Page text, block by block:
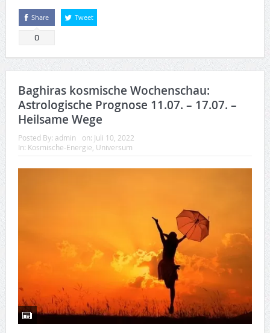
Share
0
Tweet
Baghiras kosmische Wochenschau:
Astrologische Prognose 11.07. – 17.07. –
Heilsame Wege
Posted By: admin on: Juli 10, 2022
In: Kosmische-Energie, Universum